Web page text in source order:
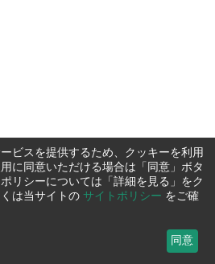
ビスを提供するため、クッキーを利用
に同意いただける場合は「同意」ボタ
リシーについては「詳細を見る」をク
は当サイトの サイトポリシー をご確
同意